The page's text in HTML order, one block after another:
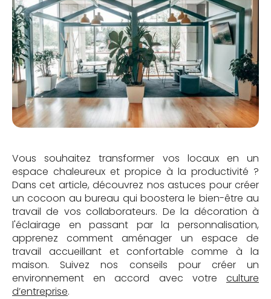
Vous souhaitez transformer vos locaux en un
espace chaleureux et propice à la productivité ?
Dans cet article, découvrez nos astuces pour créer
un cocoon au bureau qui boostera le bien-être au
travail de vos collaborateurs. De la décoration à
l'éclairage en passant par la personnalisation,
apprenez comment aménager un espace de
travail accueillant et confortable comme à la
maison. Suivez nos conseils pour créer un
environnement en accord avec votre culture
d’entreprise.